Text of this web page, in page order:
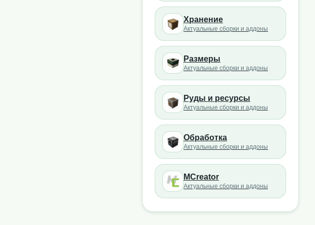
Хранение
Актуальные сборки и аддоны
Размеры
Актуальные сборки и аддоны
Руды и ресурсы
Актуальные сборки и аддоны
Обработка
Актуальные сборки и аддоны
MCreator
Актуальные сборки и аддоны